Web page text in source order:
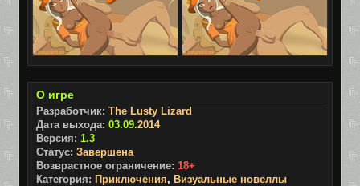
О игре
Разработчик: The Lusty Lizard
Дата выхода: 03.09.2014
Версия: 1.3
Статус: Завершена
Возврастное ограничение: 18+
Категория: Приключения, Визуальные новеллы